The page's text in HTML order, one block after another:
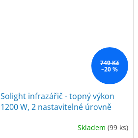
749 Kč
–20 %
Solight infrazářič - topný výkon
1200 W, 2 nastavitelné úrovně
Skladem (99 ks)